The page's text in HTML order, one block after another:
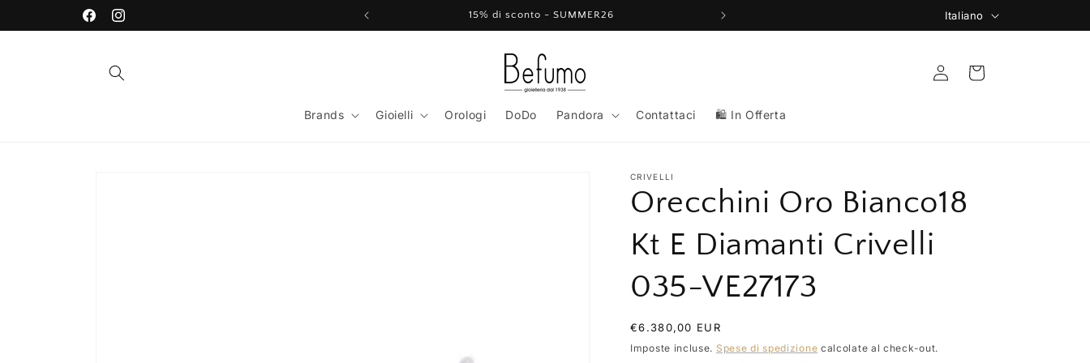
direttamente
ai contenuti
FacebookInstagram
15% di sconto - SUMMER26 🚚 Spedizione Gratuita da 149€
i
n
g
Italiano
Brands Gioielli Orologi DoDo Pandora Contattaci 🛍️ In Offerta
Accedi Carrello
CRIVELLI
Orecchini Oro Bianco18
Kt E Diamanti Crivelli
035-VE27173
Prezzo
di
listino
€6.380,00 EUR
Imposte incluse. Spese di spedizione calcolate al check-out.